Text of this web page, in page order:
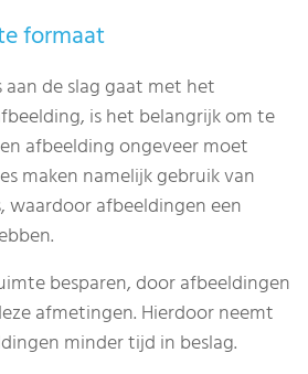
formaat
de slag gaat met het
is het belangrijk om te
afbeelding ongeveer moet
maken namelijk gebruik van
waardoor afbeeldingen een
besparen, door afbeeldingen
afmetingen. Hierdoor neemt
minder tijd in beslag.